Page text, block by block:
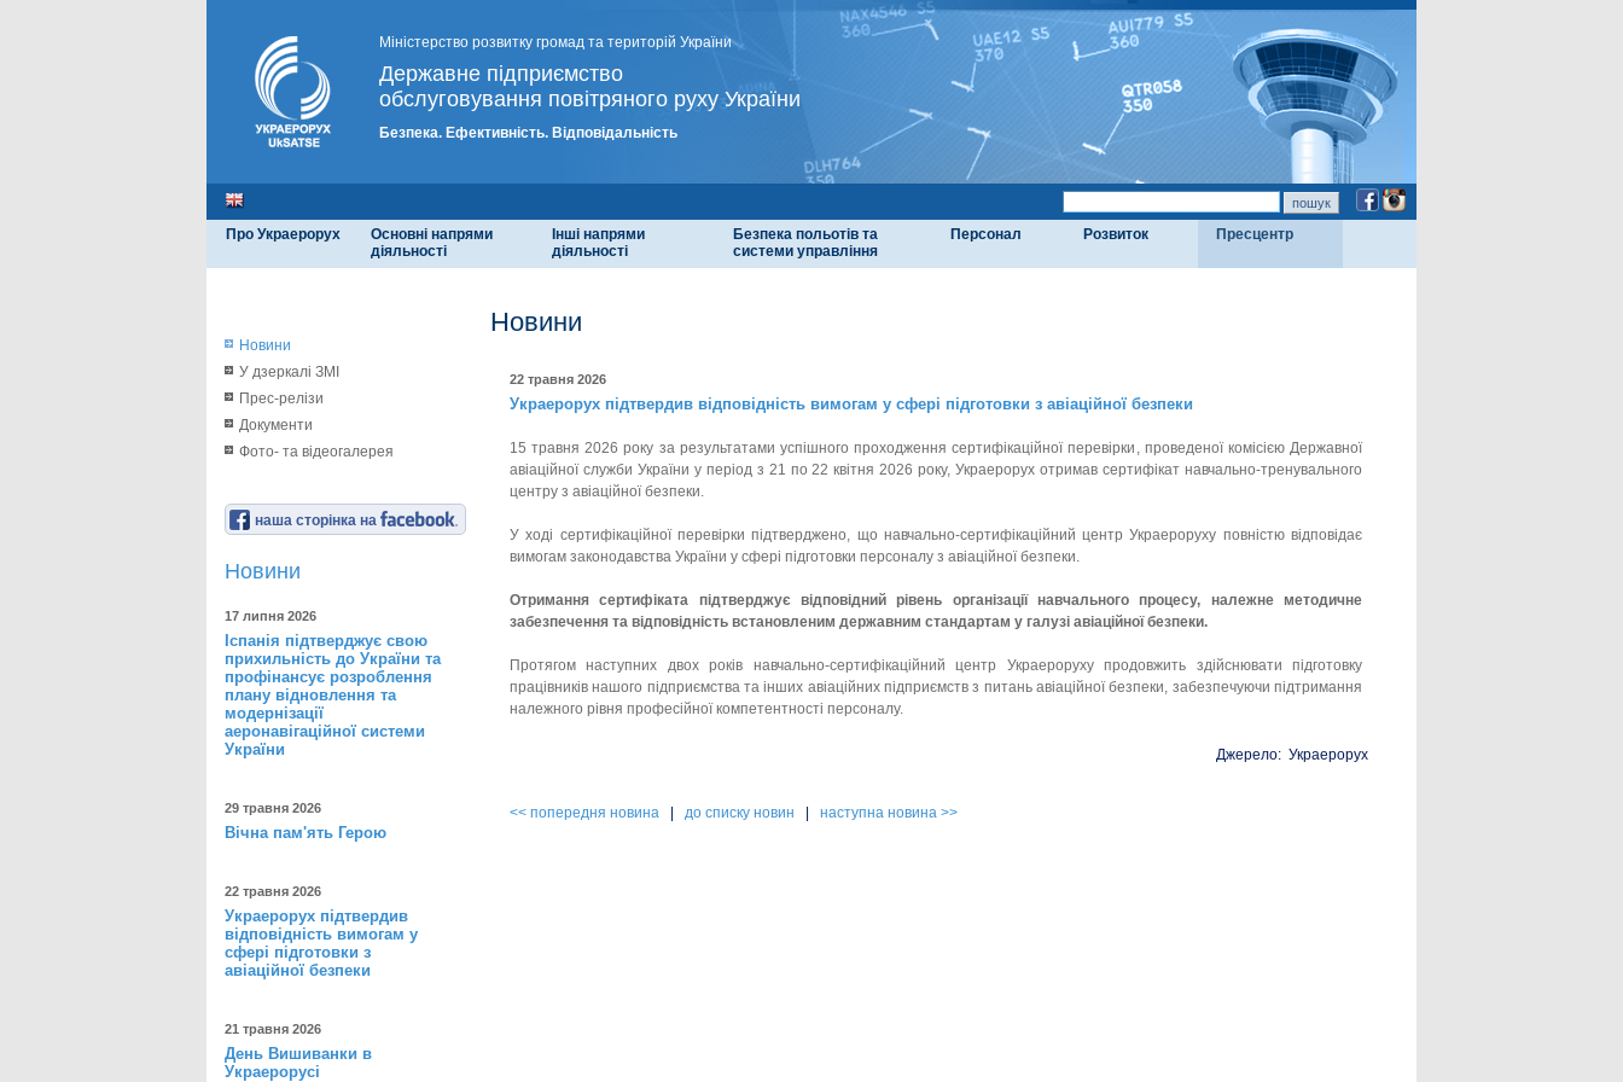
Міністерство розвитку громад та територій України
Державне підприємство
обслуговування повітряного руху України
Безпека. Ефективність. Відповідальність
Про Украерорух
Основні напрями
діяльності
Інші напрями
діяльності
Безпека польотів та
системи управління
Персонал Розвиток Пресцентр
Новини
У дзеркалі ЗМІ
Прес-релізи
Документи
Фото- та відеогалерея
наша сторінка на
Новини
17 липня 2026
Іспанія підтверджує свою
прихильність до України та
профінансує розроблення
плану відновлення та
модернізації
аеронавігаційної системи
України
29 травня 2026
Вічна пам'ять Герою
22 травня 2026
Украерорух підтвердив
відповідність вимогам у
сфері підготовки з
авіаційної безпеки
21 травня 2026
День Вишиванки в
Украерорусі
Новини
22 травня 2026
Украерорух підтвердив відповідність вимогам у сфері підготовки з авіаційної безпеки
15 травня 2026 року за результатами успішного проходження сертифікаційної перевірки, проведеної комісією Державної
авіаційної служби України у період з 21 по 22 квітня 2026 року, Украерорух отримав сертифікат навчально-тренувального
центру з авіаційної безпеки.
У ході сертифікаційної перевірки підтверджено, що навчально-сертифікаційний центр Украероруху повністю відповідає
вимогам законодавства України у сфері підготовки персоналу з авіаційної безпеки.
Отримання сертифіката підтверджує відповідний рівень організації навчального процесу, належне методичне
забезпечення та відповідність встановленим державним стандартам у галузі авіаційної безпеки.
Протягом наступних двох років навчально-сертифікаційний центр Украероруху продовжить здійснювати підготовку
працівників нашого підприємства та інших авіаційних підприємств з питань авіаційної безпеки, забезпечуючи підтримання
належного рівня професійної компетентності персоналу.
Джерело: Украерорух
<< попередня новина до списку новин наступна новина >>